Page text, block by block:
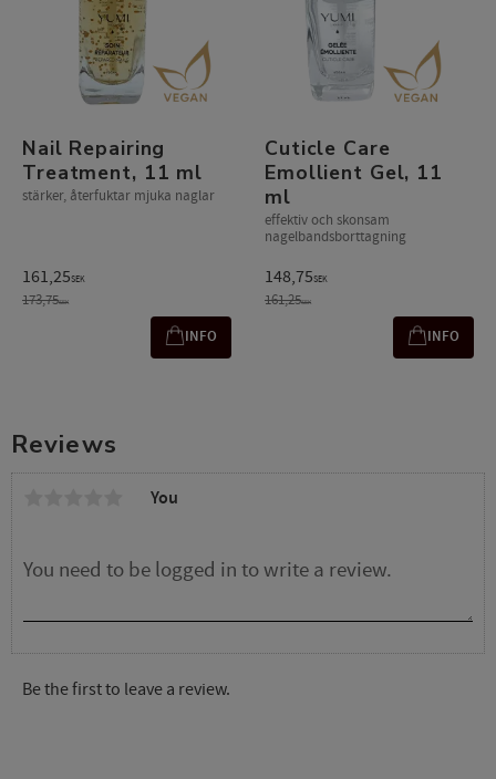
Reviews
You
Be the first to leave a review.
Nail Repairing
Treatment, 11 ml
stärker, återfuktar mjuka naglar
161,25SEK
173,75SEK
INFO
Cuticle Care
Emollient Gel, 11
ml
effektiv och skonsam
nagelbandsborttagning
148,75SEK
161,25SEK
INFO